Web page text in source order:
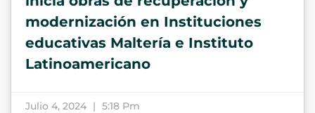
modernización en Instituciones
educativas Maltería e Instituto
Latinoamericano
Julio 4, 2024 5:18 Pm